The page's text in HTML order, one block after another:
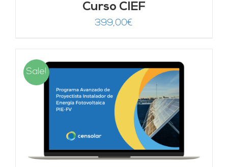
Curso CIEF
399,00€
Sale!